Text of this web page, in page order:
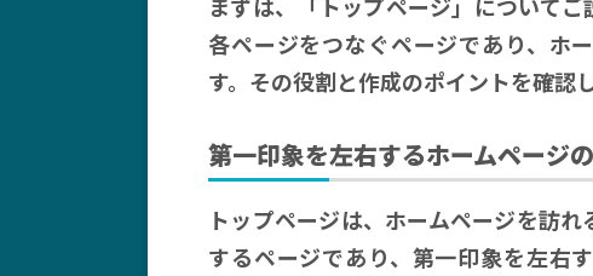
各ページをつなぐページであり、ホ
す。その役割と作成のポイントを確認
第一印象を左右するホームページの
トップページは、ホームページを訪
するページであり、第一印象を左右